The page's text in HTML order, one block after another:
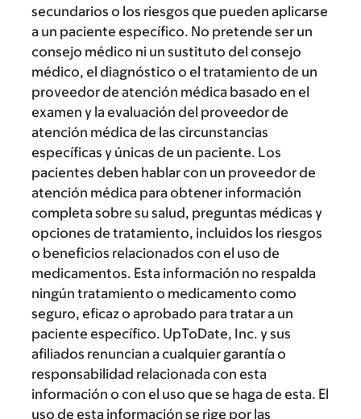
secundarios o los riesgos que pueden aplicarse
a un paciente específico. No pretende ser un
consejo médico ni un sustituto del consejo
médico, el diagnóstico o el tratamiento de un
proveedor de atención médica basado en el
examen y la evaluación del proveedor de
atención médica de las circunstancias
específicas y únicas de un paciente. Los
pacientes deben hablar con un proveedor de
atención médica para obtener información
completa sobre su salud, preguntas médicas y
opciones de tratamiento, incluidos los riesgos
o beneficios relacionados con el uso de
medicamentos. Esta información no respalda
ningún tratamiento o medicamento como
seguro, eficaz o aprobado para tratar a un
paciente específico. UpToDate, Inc. y sus
afiliados renuncian a cualquier garantía o
responsabilidad relacionada con esta
información o con el uso que se haga de esta. El
uso de esta información se rige por las